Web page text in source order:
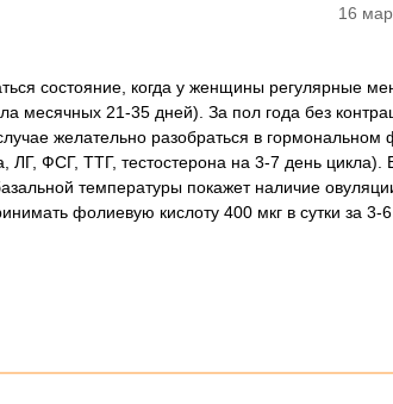
16
состояние, когда у женщины регулярные
месячных 21-35 дней). За пол года без
желательно разобраться в гормональном
ЛГ, ФСГ, ТТГ, тестостерона на 3-7 день цикла).
температуры покажет наличие
фолиевую кислоту 400 мкг в сутки за 3-